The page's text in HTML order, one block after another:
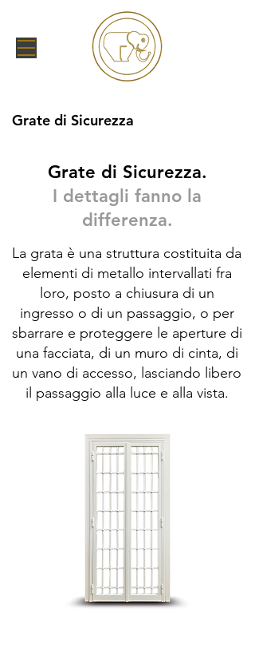
Grate di Sicurezza
Grate di Sicurezza.
I dettagli fanno la
differenza.
La grata è una struttura costituita da
elementi di metallo intervallati fra
loro, posto a chiusura di un
ingresso o di un passaggio, o per
sbarrare e proteggere le aperture di
una facciata, di un muro di cinta, di
un vano di accesso, lasciando libero
il passaggio alla luce e alla vista.